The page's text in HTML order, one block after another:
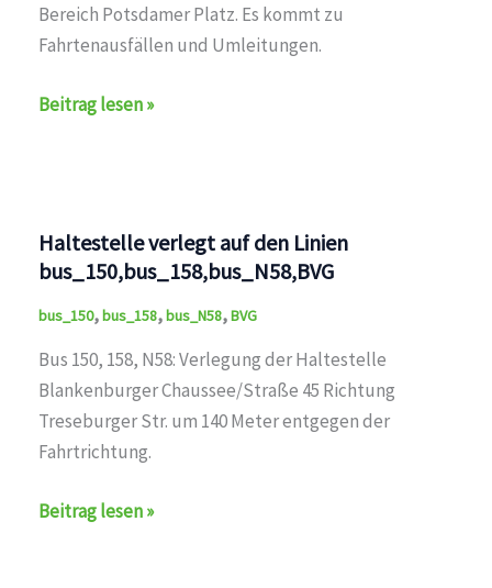
Bereich Potsdamer Platz. Es kommt zu
Fahrtenausfällen und Umleitungen.
Störung
Beitrag lesen »
Haltestelle verlegt auf den Linien
bus_150,bus_158,bus_N58,BVG
bus_150,bus_158,bus_N58,BVG
Bus 150, 158, N58: Verlegung der Haltestelle
Blankenburger Chaussee/Straße 45 Richtung
Treseburger Str. um 140 Meter entgegen der
Fahrtrichtung.
Haltestelle
Beitrag lesen »